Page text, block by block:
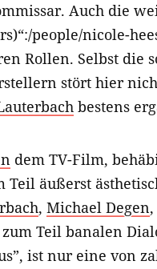
Auch die
people/nicole-
Rollen. Selbst die
stört hier
bestens
dem TV-Film,
Teil äußerst
, Michael Degen,
Teil banalen
ist nur eine von